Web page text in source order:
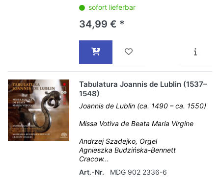
sofort lieferbar
34,99 € *
Tabulatura Joannis de Lublin (1537–
1548)
Joannis de Lublin (ca. 1490 – ca. 1550)
Missa Votiva de Beata Maria Virgine
Andrzej Szadejko, Orgel
Agnieszka Budzińska-Bennett
Cracow...
Art.-Nr.
MDG 902 2336-6